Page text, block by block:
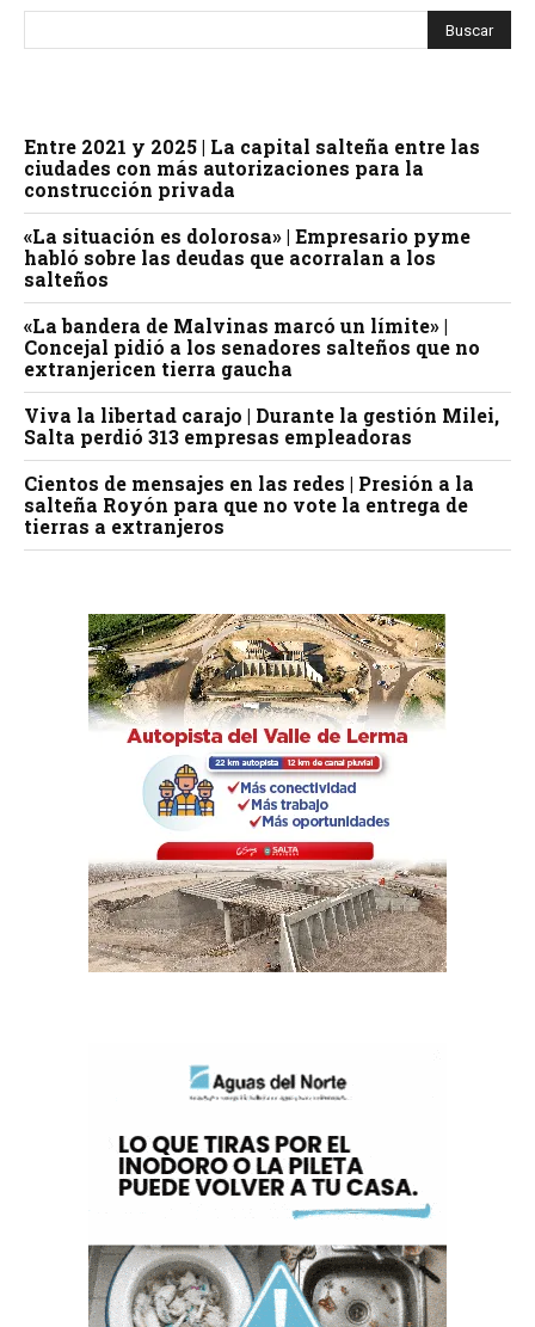
Entre 2021 y 2025 | La capital salteña entre las
ciudades con más autorizaciones para la
construcción privada
«La situación es dolorosa» | Empresario pyme
habló sobre las deudas que acorralan a los
salteños
«La bandera de Malvinas marcó un límite» |
Concejal pidió a los senadores salteños que no
extranjericen tierra gaucha
Viva la libertad carajo | Durante la gestión Milei,
Salta perdió 313 empresas empleadoras
Cientos de mensajes en las redes | Presión a la
salteña Royón para que no vote la entrega de
tierras a extranjeros